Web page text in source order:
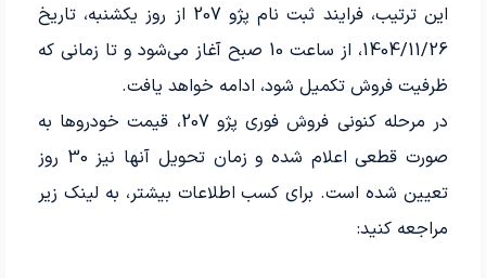
این ترتیب، فرایند ثبت نام پژو 207 از روز یکشنبه، تاریخ
1404/11/26، از ساعت 10 صبح آغاز می‌شود و تا زمانی که
ظرفیت فروش تکمیل شود، ادامه خواهد یافت.
در مرحله کنونی فروش فوری پژو 207، قیمت خودروها به
صورت قطعی اعلام شده و زمان تحویل آنها نیز 30 روز
تعیین شده است. برای کسب اطلاعات بیشتر، به لینک زیر
مراجعه کنید: